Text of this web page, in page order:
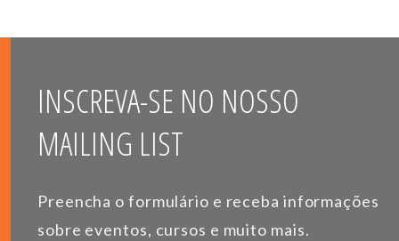
INSCREVA-SE NO NOSSO
MAILING LIST
Preencha o formulário e receba informações
sobre eventos, cursos e muito mais.